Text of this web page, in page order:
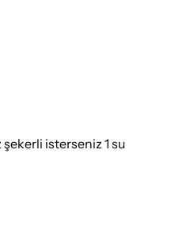
şekerli isterseniz 1 su